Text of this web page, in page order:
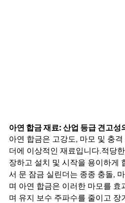
아연 합금 재료: 산업 등급 견고성
아연 합금은 고강도, 마모 및 충
더에 이상적인 재료입니다.적당
장하고 설치 및 시작을 용이하게
서 문 잠금 실린더는 종종 충돌,
며 아연 합금은 이러한 마모를 효
며 유지 보수 주파수를 줄이고 장